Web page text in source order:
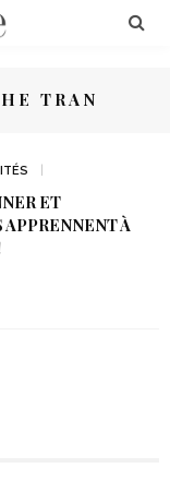
TRAN
ET
APPRENNENT À